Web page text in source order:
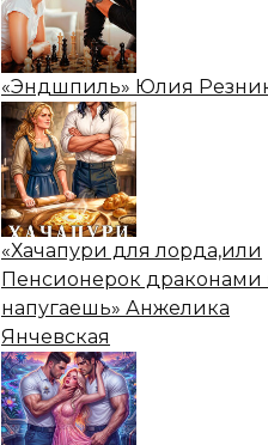
«Эндшпиль» Юлия
«Хачапури для лорда,или
Пенсионерок драконами
напугаешь» Анжелика
Янчевская